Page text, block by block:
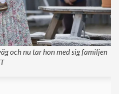
och nu tar hon med sig familjen